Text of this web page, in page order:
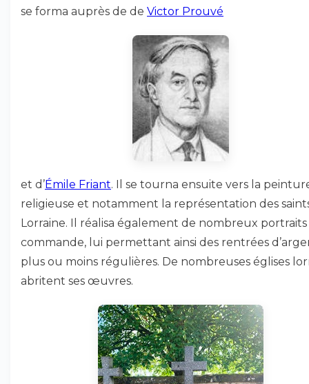
se forma auprès de de Victor Prouvé
et d’Émile Friant. Il se tourna ensuite vers la
religieuse et notamment la représentation des
Lorraine. Il réalisa également de nombreux
commande, lui permettant ainsi des rentrées
plus ou moins régulières. De nombreuses églises
abritent ses œuvres.